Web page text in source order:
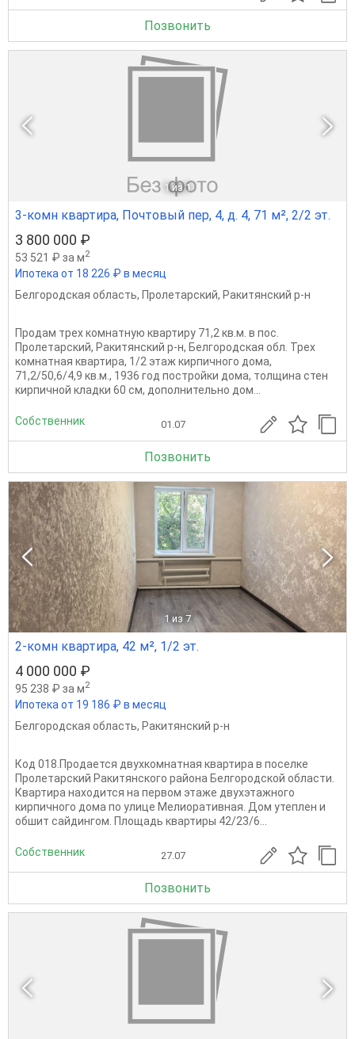
Позвонить
1 из 1
3-комн квартира, Почтовый пер, 4, д. 4, 71 м², 2/2 эт.
3 800 000 ₽
53 521 ₽ за м2
Ипотека от 18 226 ₽ в месяц
Белгородская область, Пролетарский, Ракитянский р-н
Продам трех комнатную квартиру 71,2 кв.м. в пос.
Пролетарский, Ракитянский р-н, Белгородская обл. Трех
комнатная квартира, 1/2 этаж кирпичного дома,
71,2/50,6/4,9 кв.м., 1936 год постройки дома, толщина стен
кирпичной кладки 60 см, дополнительно дом...
Собственник 01.07
Позвонить
1 из 7
2-комн квартира, 42 м², 1/2 эт.
4 000 000 ₽
95 238 ₽ за м2
Ипотека от 19 186 ₽ в месяц
Белгородская область, Ракитянский р-н
Код 018.Продается двухкомнатная квартира в поселке
Пролетарский Ракитянского района Белгородской области.
Квартира находится на первом этаже двухэтажного
кирпичного дома по улице Мелиоративная. Дом утеплен и
обшит сайдингом. Площадь квартиры 42/23/6...
Собственник 27.07
Позвонить